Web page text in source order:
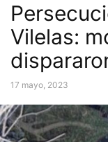
Vilelas:
17 mayo, 2023